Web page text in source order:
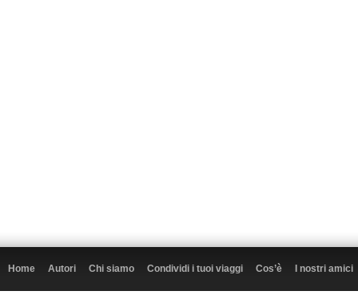
Home Autori Chi siamo Condividi i tuoi viaggi Cos’è I nostri amici